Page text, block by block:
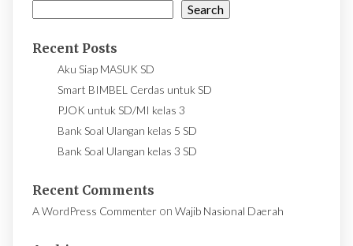
Search
Recent Posts
Aku Siap MASUK SD
Smart BIMBEL Cerdas untuk SD
PJOK untuk SD/MI kelas 3
Bank Soal Ulangan kelas 5 SD
Bank Soal Ulangan kelas 3 SD
Recent Comments
A WordPress Commenter on Wajib Nasional Daerah